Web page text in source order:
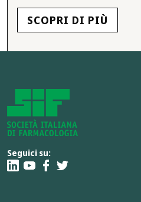
SCOPRI DI PIÙ
Seguici su: